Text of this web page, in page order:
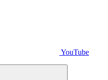
YouTube